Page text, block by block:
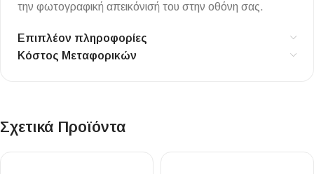
την φωτογραφική απεικόνισή του στην οθόνη σας.
Επιπλέον πληροφορίες
Κόστος Μεταφορικών
Σχετικά Προϊόντα